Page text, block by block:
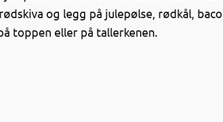
og legg på julepølse, rødkål,
toppen eller på tallerkenen.